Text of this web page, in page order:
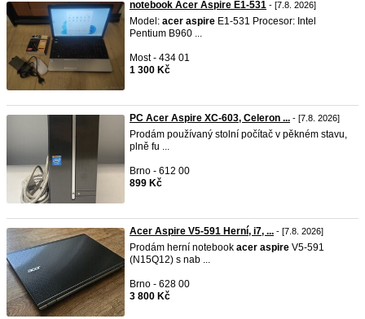
notebook Acer Aspire E1-531 - [7.8. 2026]
Model: acer aspire E1-531 Procesor: Intel
Pentium B960 ...
Most - 434 01
1 300 Kč
PC Acer Aspire XC-603, Celeron ... - [7.8. 2026]
Prodám používaný stolní počítač v pěkném stavu,
plně fu ...
Brno - 612 00
899 Kč
Acer Aspire V5-591 Herní, i7, ... - [7.8. 2026]
Prodám herní notebook acer aspire V5-591
(N15Q12) s nab ...
Brno - 628 00
3 800 Kč